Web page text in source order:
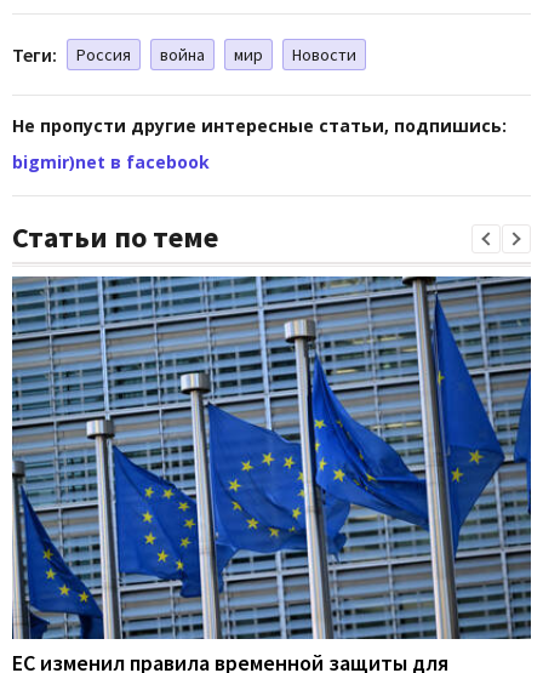
Теги: Россия война мир Новости
Не пропусти другие интересные статьи, подпишись:
bigmir)net в facebook
Статьи по теме
ЕС изменил правила временной защиты для